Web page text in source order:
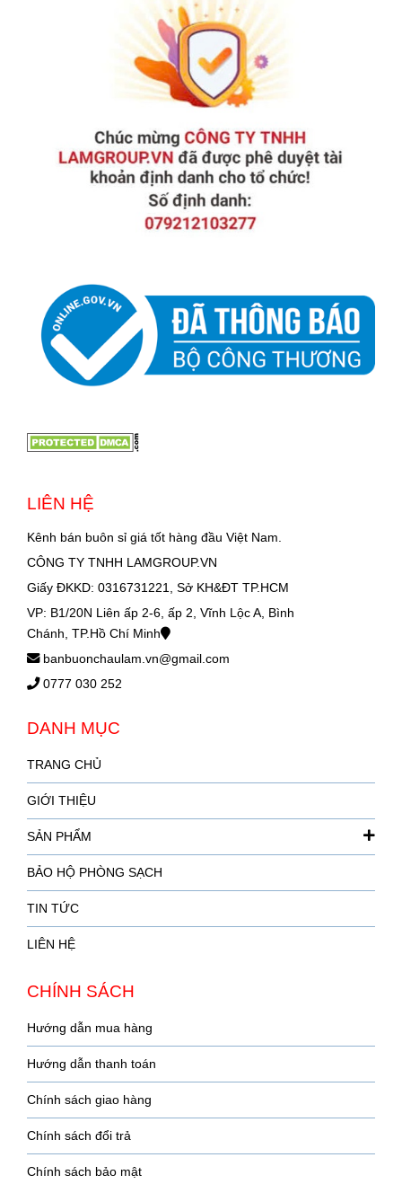
LIÊN HỆ
Kênh bán buôn sỉ giá tốt hàng đầu Việt Nam.
CÔNG TY TNHH LAMGROUP.VN
Giấy ĐKKD: 0316731221, Sở KH&ĐT TP.HCM
VP: B1/20N Liên ấp 2-6, ấp 2, Vĩnh Lộc A, Bình
Chánh, TP.Hồ Chí Minh
banbuonchaulam.vn@gmail.com
0777 030 252
DANH MỤC
TRANG CHỦ
GIỚI THIỆU
SẢN PHẨM
BẢO HỘ PHÒNG SẠCH
TIN TỨC
LIÊN HỆ
CHÍNH SÁCH
Hướng dẫn mua hàng
Hướng dẫn thanh toán
Chính sách giao hàng
Chính sách đổi trả
Chính sách bảo mật